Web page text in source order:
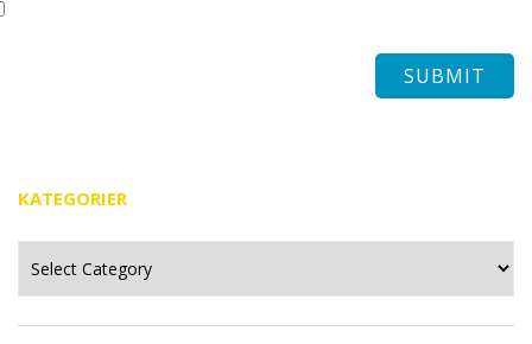
KATEGORIER